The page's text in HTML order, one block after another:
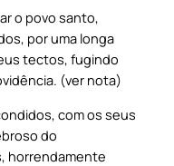
o povo santo,
por uma longa
tectos, fugindo
(ver nota)
com os seus
do
horrendamente